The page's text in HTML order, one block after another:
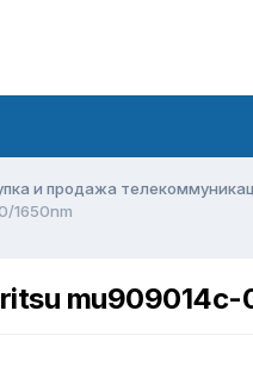
и продажа
1650nm
mu909014c-